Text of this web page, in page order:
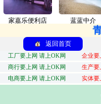
家嘉乐便利店 蓝蓝中介
返回首页
工厂要上网 请上OK网 企业要
商行要上网 请上OK网
生产要
电商要上网 请上OK网
实体要